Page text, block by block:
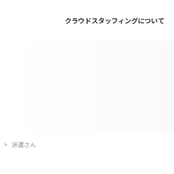
クラウドスタッフィングについて
派遣さん